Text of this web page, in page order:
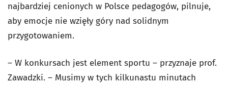
najbardziej cenionych w Polsce pedagogów, pilnuje,
aby emocje nie wzięły góry nad solidnym
przygotowaniem.
– W konkursach jest element sportu – przyznaje prof.
Zawadzki. – Musimy w tych kilkunastu minutach